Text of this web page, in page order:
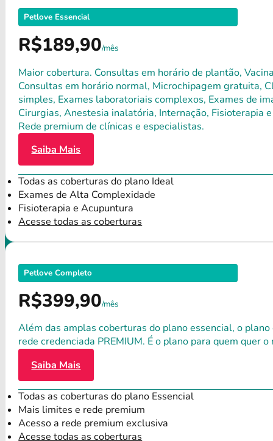
Petlove Essencial
R$189,90/mês
Maior cobertura. Consultas em horário de plantão,
Consultas em horário normal, Microchipagem gratuita,
simples, Exames laboratoriais complexos, Exames de
Cirurgias, Anestesia inalatória, Internação, Fisioterapia
Rede premium de clínicas e especialistas.
Saiba Mais
Todas as coberturas do plano Ideal
Exames de Alta Complexidade
Fisioterapia e Acupuntura
Acesse todas as coberturas
Petlove Completo
R$399,90/mês
Além das amplas coberturas do plano essencial, o
rede credenciada PREMIUM. É o plano para quem quer
Saiba Mais
Todas as coberturas do plano Essencial
Mais limites e rede premium
Acesso a rede premium exclusiva
Acesse todas as coberturas